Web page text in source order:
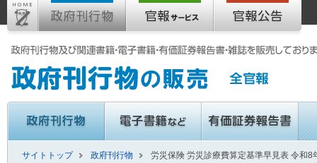
サイトトップ 政府刊行物 労災保険 労災診療費算定基準早見表 令和8